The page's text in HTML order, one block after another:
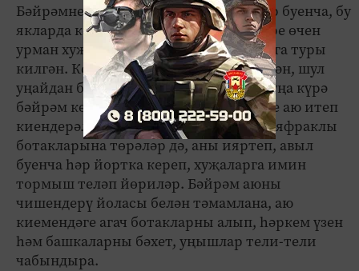
Бәйрәмнең төп герое - аю. Риваятьләр буенча, бу
якларда кешеләргә урман нигъмәтләре өчен
урман хуҗасы аю белән көч сынашырга туры
килгән. Кеше ерткыч җанварны җиңгән, шул
уңайдан бәйрәм итә башлаганнар. Шуңа күрә
бәйрәм көнне авылдагы бер ир-егетне аю итеп
киендерәләр - өрәңге агачының яшел яфраклы
ботакларына төрәләр дә, аны ияртеп, авыл
буенча һәр йортка кереп, хуҗаларга имин
тормыш теләп йөриләр. Бәйрәм аюны
чишендерү йоласы белән тәмамлана, аю
киемендәге агач ботакларны алып, һәркем үзен
һәм башкаларны бәхет, уңышлар тели-тели
чабындыра.